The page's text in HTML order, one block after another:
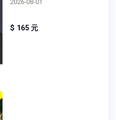
2026-08-01
$ 165 元